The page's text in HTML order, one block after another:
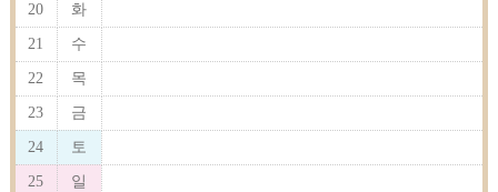
20 화
21 수
22 목
23 금
24 토
25 일